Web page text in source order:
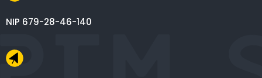
NIP 679-28-46-140